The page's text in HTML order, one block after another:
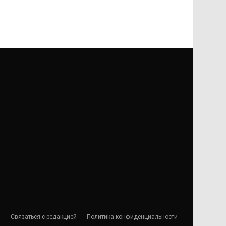
Связаться с редакцией Политика конфиденциальности